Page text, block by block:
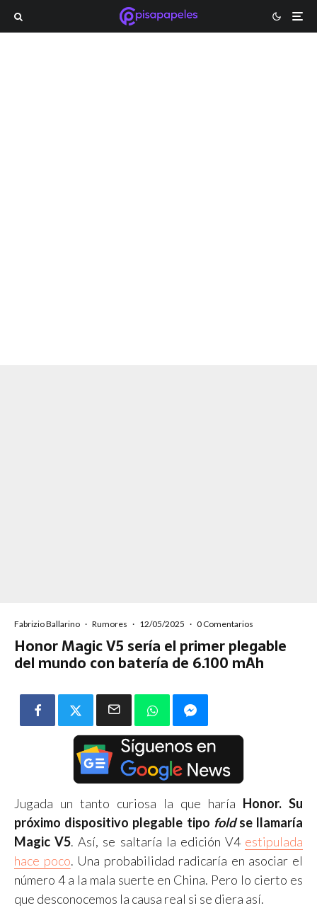
Fabrizio Ballarino · Rumores · 12/05/2025 · 0 Comentarios
Honor Magic V5 sería el primer plegable
del mundo con batería de 6.100 mAh
Jugada un tanto curiosa la que haría Honor. Su
próximo dispositivo plegable tipo foldse llamaría
Magic V5. Así, se saltaría la edición V4 estipulada
hace poco. Una probabilidad radicaría en asociar el
número 4 a la mala suerte en China. Pero lo cierto es
que desconocemos la causa real si se diera así.